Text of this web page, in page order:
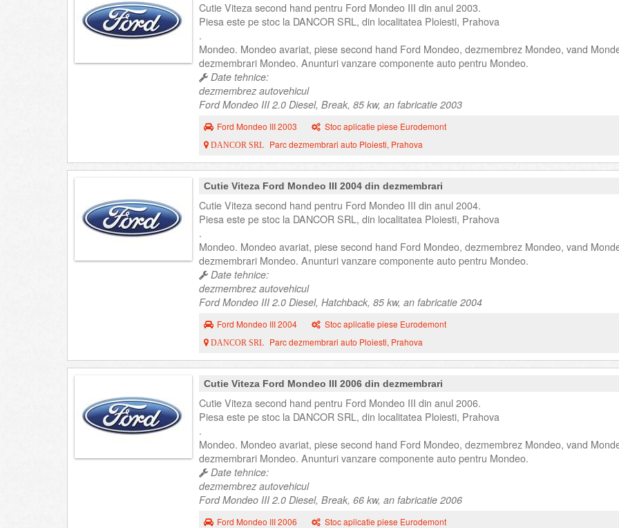
Cutie Viteza second hand pentru Ford Mondeo III din anul 2003.
Piesa este pe stoc la DANCOR SRL, din localitatea Ploiesti, Prahova
.
Mondeo. Mondeo avariat, piese second hand Ford Mondeo, dezmembrez Mondeo, vand
dezmembrari Mondeo. Anunturi vanzare componente auto pentru Mondeo.
Date tehnice:
dezmembrez autovehicul
Ford Mondeo III 2.0 Diesel, Break, 85 kw, an fabricatie 2003
Ford Mondeo III 2003 Stoc aplicatie piese Eurodemont
DANCOR SRL Parc dezmembrari auto Ploiesti, Prahova
Cutie Viteza Ford Mondeo III 2004 din dezmembrari
Cutie Viteza second hand pentru Ford Mondeo III din anul 2004.
Piesa este pe stoc la DANCOR SRL, din localitatea Ploiesti, Prahova
.
Mondeo. Mondeo avariat, piese second hand Ford Mondeo, dezmembrez Mondeo, vand
dezmembrari Mondeo. Anunturi vanzare componente auto pentru Mondeo.
Date tehnice:
dezmembrez autovehicul
Ford Mondeo III 2.0 Diesel, Hatchback, 85 kw, an fabricatie 2004
Ford Mondeo III 2004 Stoc aplicatie piese Eurodemont
DANCOR SRL Parc dezmembrari auto Ploiesti, Prahova
Cutie Viteza Ford Mondeo III 2006 din dezmembrari
Cutie Viteza second hand pentru Ford Mondeo III din anul 2006.
Piesa este pe stoc la DANCOR SRL, din localitatea Ploiesti, Prahova
.
Mondeo. Mondeo avariat, piese second hand Ford Mondeo, dezmembrez Mondeo, vand
dezmembrari Mondeo. Anunturi vanzare componente auto pentru Mondeo.
Date tehnice:
dezmembrez autovehicul
Ford Mondeo III 2.0 Diesel, Break, 66 kw, an fabricatie 2006
Ford Mondeo III 2006 Stoc aplicatie piese Eurodemont